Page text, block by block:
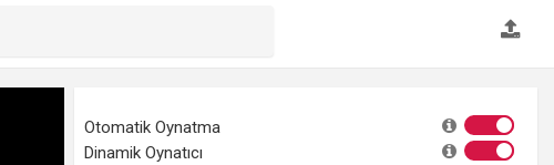
Otomatik Oynatma
Dinamik Oynatıcı